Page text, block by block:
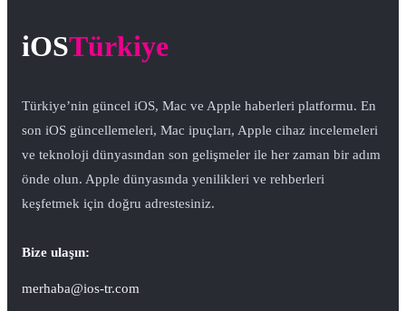
iOSTürkiye
Türkiye’nin güncel iOS, Mac ve Apple haberleri platformu. En
son iOS güncellemeleri, Mac ipuçları, Apple cihaz incelemeleri
ve teknoloji dünyasından son gelişmeler ile her zaman bir adım
önde olun. Apple dünyasında yenilikleri ve rehberleri
keşfetmek için doğru adrestesiniz.
Bize ulaşın:
merhaba@ios-tr.com